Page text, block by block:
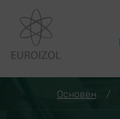
Основен /